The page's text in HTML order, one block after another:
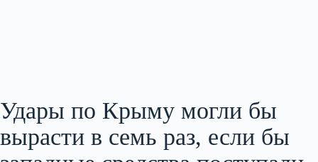
Удары по Крыму могли бы
вырасти в семь раз, если бы